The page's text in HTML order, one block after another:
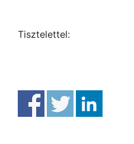
Tisztelettel: